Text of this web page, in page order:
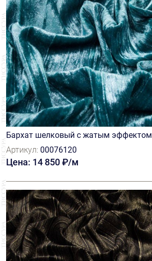
Бархат шелковый с жатым эффектом
Артикул: 00076120
Цена: 14 850 ₽/м